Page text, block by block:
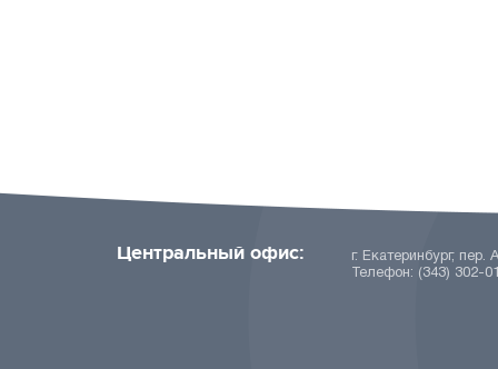
Центральный офис:
г. Екатеринбург,
Телефон: (343) 302-